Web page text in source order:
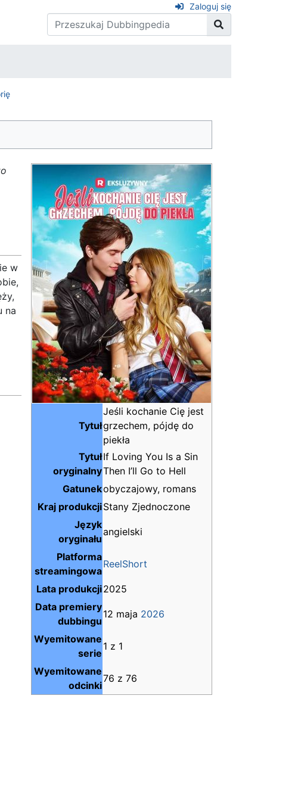
Zaloguj się
Tytuł
Jeśli kochanie Cię jest
grzechem, pójdę do
piekła
Tytuł
oryginalny
If Loving You Is a Sin
Then I’ll Go to Hell
Gatunekobyczajowy, romans
Kraj produkcjiStany Zjednoczone
Język
oryginału
angielski
Platforma
streamingowa
ReelShort
Lata produkcji2025
Data premiery
dubbingu
12 maja 2026
Wyemitowane
serie
1 z 1
Wyemitowane
odcinki
76 z 76
w
na